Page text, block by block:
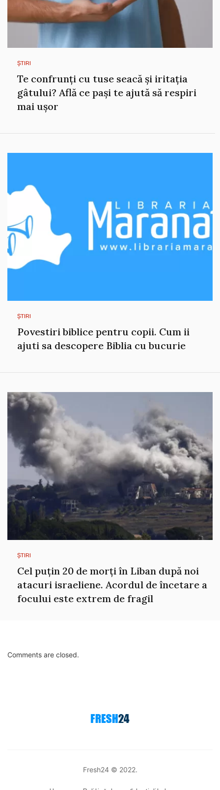
ȘTIRI
Te confrunți cu tuse seacă și iritația
gâtului? Află ce pași te ajută să respiri
mai ușor
ȘTIRI
Povestiri biblice pentru copii. Cum ii
ajuti sa descopere Biblia cu bucurie
ȘTIRI
Cel puțin 20 de morți în Liban după noi
atacuri israeliene. Acordul de încetare a
focului este extrem de fragil
Comments are closed.
Fresh24 © 2022.